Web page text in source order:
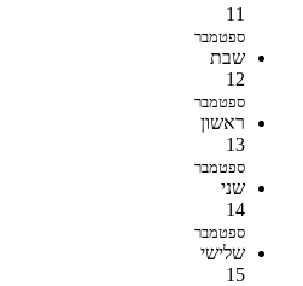
11
ספטמבר
שבת
12
ספטמבר
ראשון
13
ספטמבר
שני
14
ספטמבר
שלישי
15